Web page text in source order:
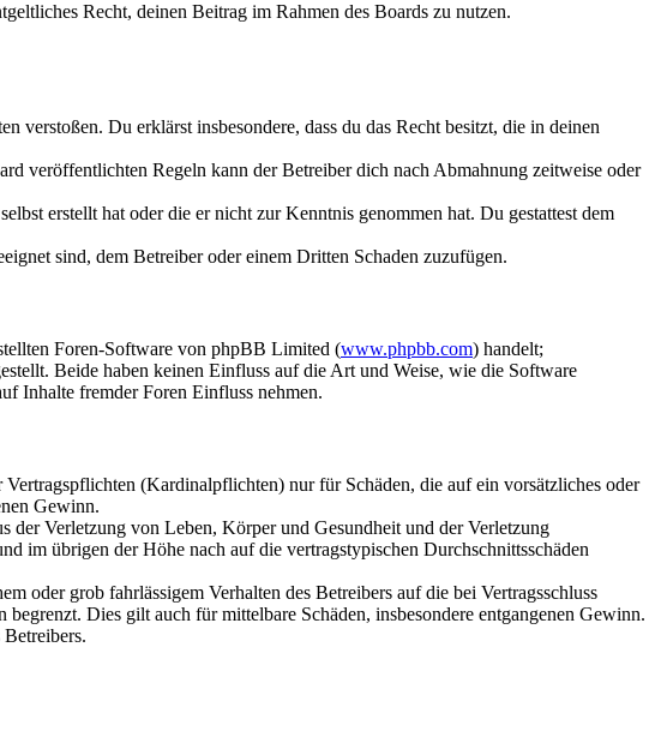
Recht, deinen Beitrag im Rahmen des Boards zu nutzen.
verstoßen. Du erklärst insbesondere, dass du das Recht besitzt, die in deinen
veröffentlichten Regeln kann der Betreiber dich nach Abmahnung zeitweise oder
erstellt hat oder die er nicht zur Kenntnis genommen hat. Du gestattest dem
sind, dem Betreiber oder einem Dritten Schaden zuzufügen.
Foren-Software von phpBB Limited (www.phpbb.com) handelt;
Beide haben keinen Einfluss auf die Art und Weise, wie die Software
Inhalte fremder Foren Einfluss nehmen.
(Kardinalpflichten) nur für Schäden, die auf ein vorsätzliches oder
Gewinn.
der Verletzung von Leben, Körper und Gesundheit und der Verletzung
im übrigen der Höhe nach auf die vertragstypischen Durchschnittsschäden
oder grob fahrlässigem Verhalten des Betreibers auf die bei Vertragsschluss
Dies gilt auch für mittelbare Schäden, insbesondere entgangenen Gewinn.